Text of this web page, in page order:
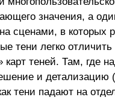
значения, а
сценами, в которых
тени легко отличить
карт теней. Там, где
и детализацию
тени падают на